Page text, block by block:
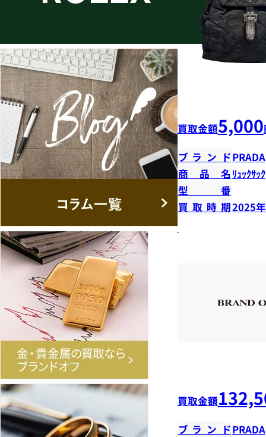
買取金額5,000
ブランドPRADA
商品名 ﾘｭｯｸｻｯｸ
型番
買取時期2025
買取金額
ブランドPRADA